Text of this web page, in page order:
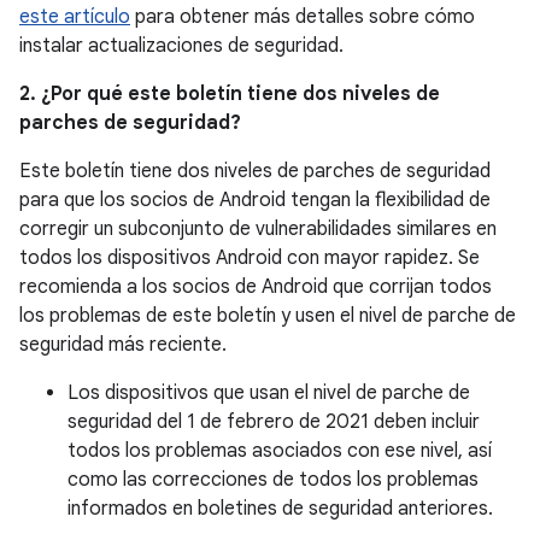
este artículo para obtener más detalles sobre cómo
instalar actualizaciones de seguridad.
2. ¿Por qué este boletín tiene dos niveles de
parches de seguridad?
Este boletín tiene dos niveles de parches de seguridad
para que los socios de Android tengan la flexibilidad de
corregir un subconjunto de vulnerabilidades similares en
todos los dispositivos Android con mayor rapidez. Se
recomienda a los socios de Android que corrijan todos
los problemas de este boletín y usen el nivel de parche de
seguridad más reciente.
Los dispositivos que usan el nivel de parche de
seguridad del 1 de febrero de 2021 deben incluir
todos los problemas asociados con ese nivel, así
como las correcciones de todos los problemas
informados en boletines de seguridad anteriores.